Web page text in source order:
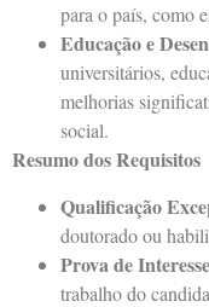
para o país, como
Educação e
universitários,
melhorias
social.
Resumo dos Requisitos
Qualificação
doutorado ou
Prova de
trabalho do